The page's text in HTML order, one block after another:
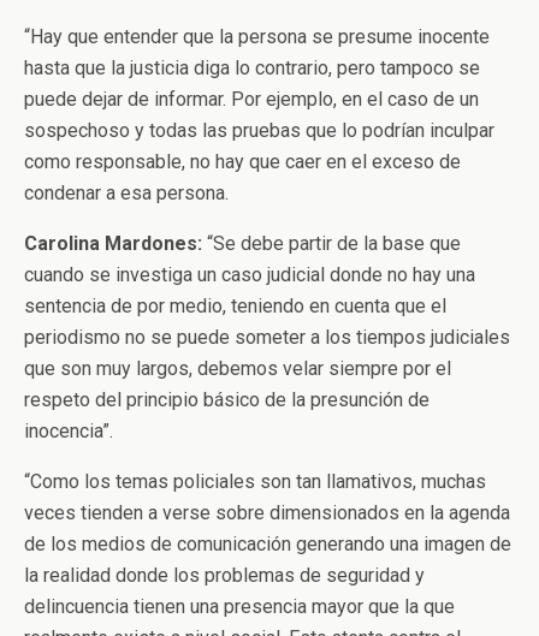
“Hay que entender que la persona se presume inocente
hasta que la justicia diga lo contrario, pero tampoco se
puede dejar de informar. Por ejemplo, en el caso de un
sospechoso y todas las pruebas que lo podrían inculpar
como responsable, no hay que caer en el exceso de
condenar a esa persona.
Carolina Mardones: “Se debe partir de la base que
cuando se investiga un caso judicial donde no hay una
sentencia de por medio, teniendo en cuenta que el
periodismo no se puede someter a los tiempos judiciales
que son muy largos, debemos velar siempre por el
respeto del principio básico de la presunción de
inocencia”.
“Como los temas policiales son tan llamativos, muchas
veces tienden a verse sobre dimensionados en la agenda
de los medios de comunicación generando una imagen de
la realidad donde los problemas de seguridad y
delincuencia tienen una presencia mayor que la que